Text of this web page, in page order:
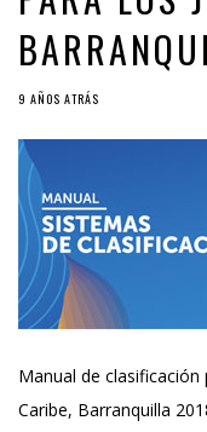
9 AÑOS ATRÁS
Manual de
Caribe, Barranquilla